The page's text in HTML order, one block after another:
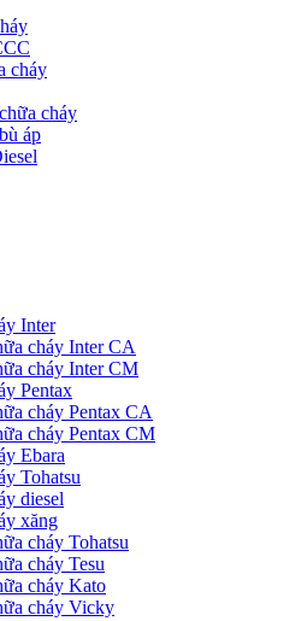
cháy
cháy
áp
Inter
cháy Inter CA
cháy Inter CM
Pentax
cháy Pentax CA
cháy Pentax CM
Ebara
Tohatsu
diesel
xăng
cháy Tohatsu
cháy Tesu
cháy Kato
cháy Vicky